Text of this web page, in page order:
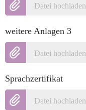
Datei hochladen
weitere Anlagen 3
Datei hochladen
Sprachzertifikat
Datei hochladen